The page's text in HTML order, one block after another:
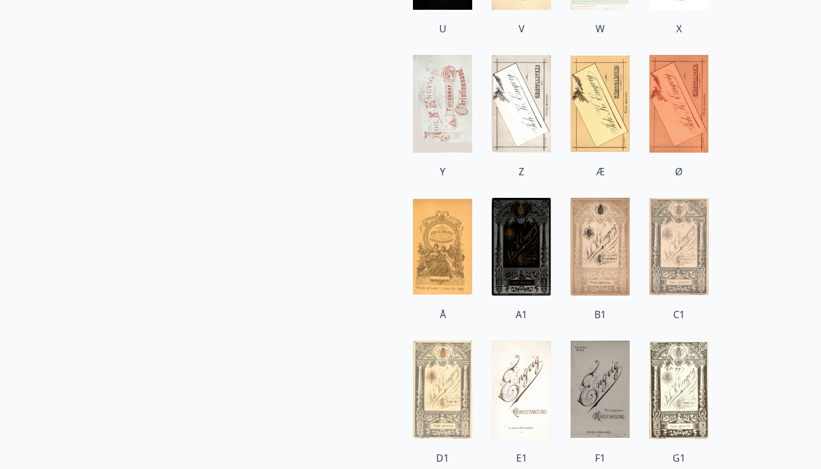
U V W X
Y Z Æ Ø
Å A1 B1 C1
D1 E1 F1 G1